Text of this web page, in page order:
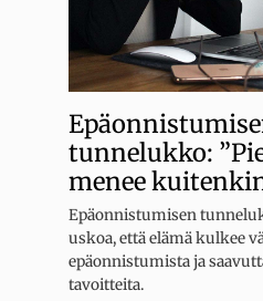
tunnelukko:
menee
Epäonnistumisen
uskoa, että elämä kulkee
epäonnistumista ja
tavoitteita.